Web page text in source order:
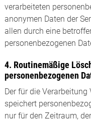
verarbeiteten
anonymen Daten der
allen durch eine
personenbezogenen
4. Routinemäßige
personenbezogenen
Der für die
speichert
nur für den Zeitraum,